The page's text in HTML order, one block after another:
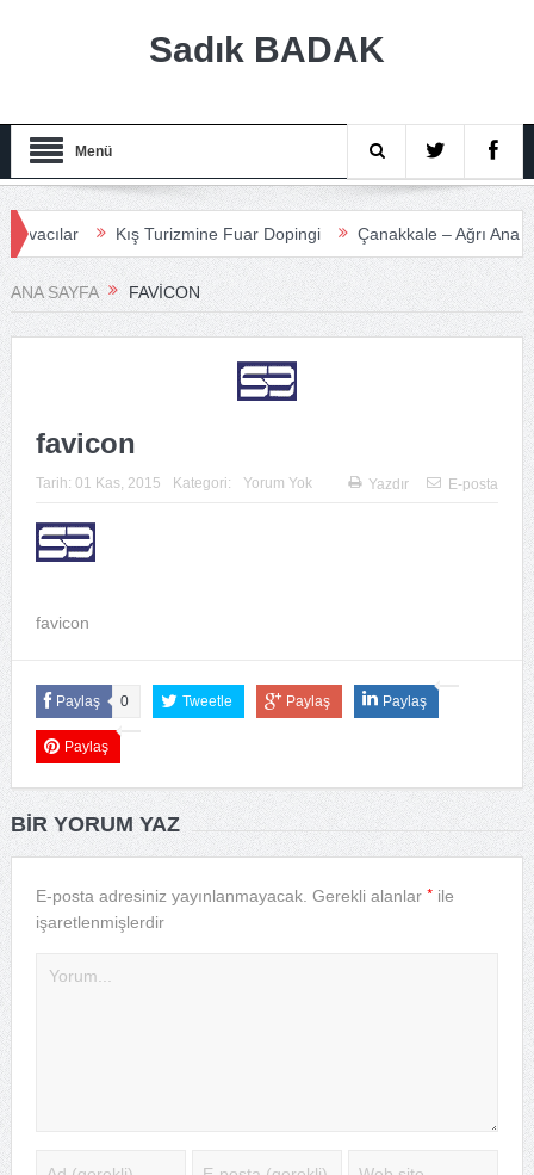
Sadık BADAK
Menü
Kış Turizmine Fuar Dopingi Çanakkale – Ağrı Anadolu
ANA SAYFA FAVICON
favicon
Tarih: 01 Kas, 2015 Kategori: Yorum Yok Yazdır E-posta
favicon
Paylaş 0 Tweetle Paylaş Paylaş
Paylaş
BIR YORUM YAZ
E-posta adresiniz yayınlanmayacak. Gerekli alanlar *ile
işaretlenmişlerdir